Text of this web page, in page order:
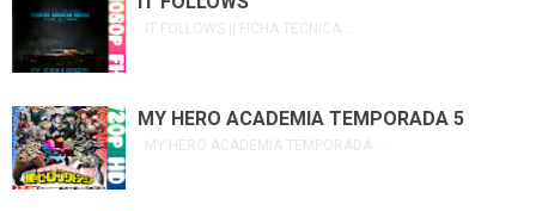
IT FOLLOWS || FICHA TECNICA ...
MY HERO ACADEMIA TEMPORADA 5
MY HERO ACADEMIA TEMPORADA ...